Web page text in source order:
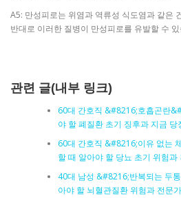
A5: 만성피로는 위염과 역류성 식도염과 같은
반대로 이러한 질병이 만성피로를 유발할 수
관련 글(내부 링크)
60대 간호직 &#8216;호흡곤란
야 할 폐질환 초기 징후과 지금
60대 간호직 &#8216;이유 없는
할 때 알아야 할 당뇨 초기 위험
40대 남성 &#8216;반복되는 두
아야 할 뇌혈관질환 위험과 전문